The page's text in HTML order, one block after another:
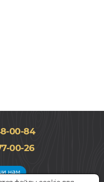
8мм
Водостойкий
4 699руб.
00-84
00-26